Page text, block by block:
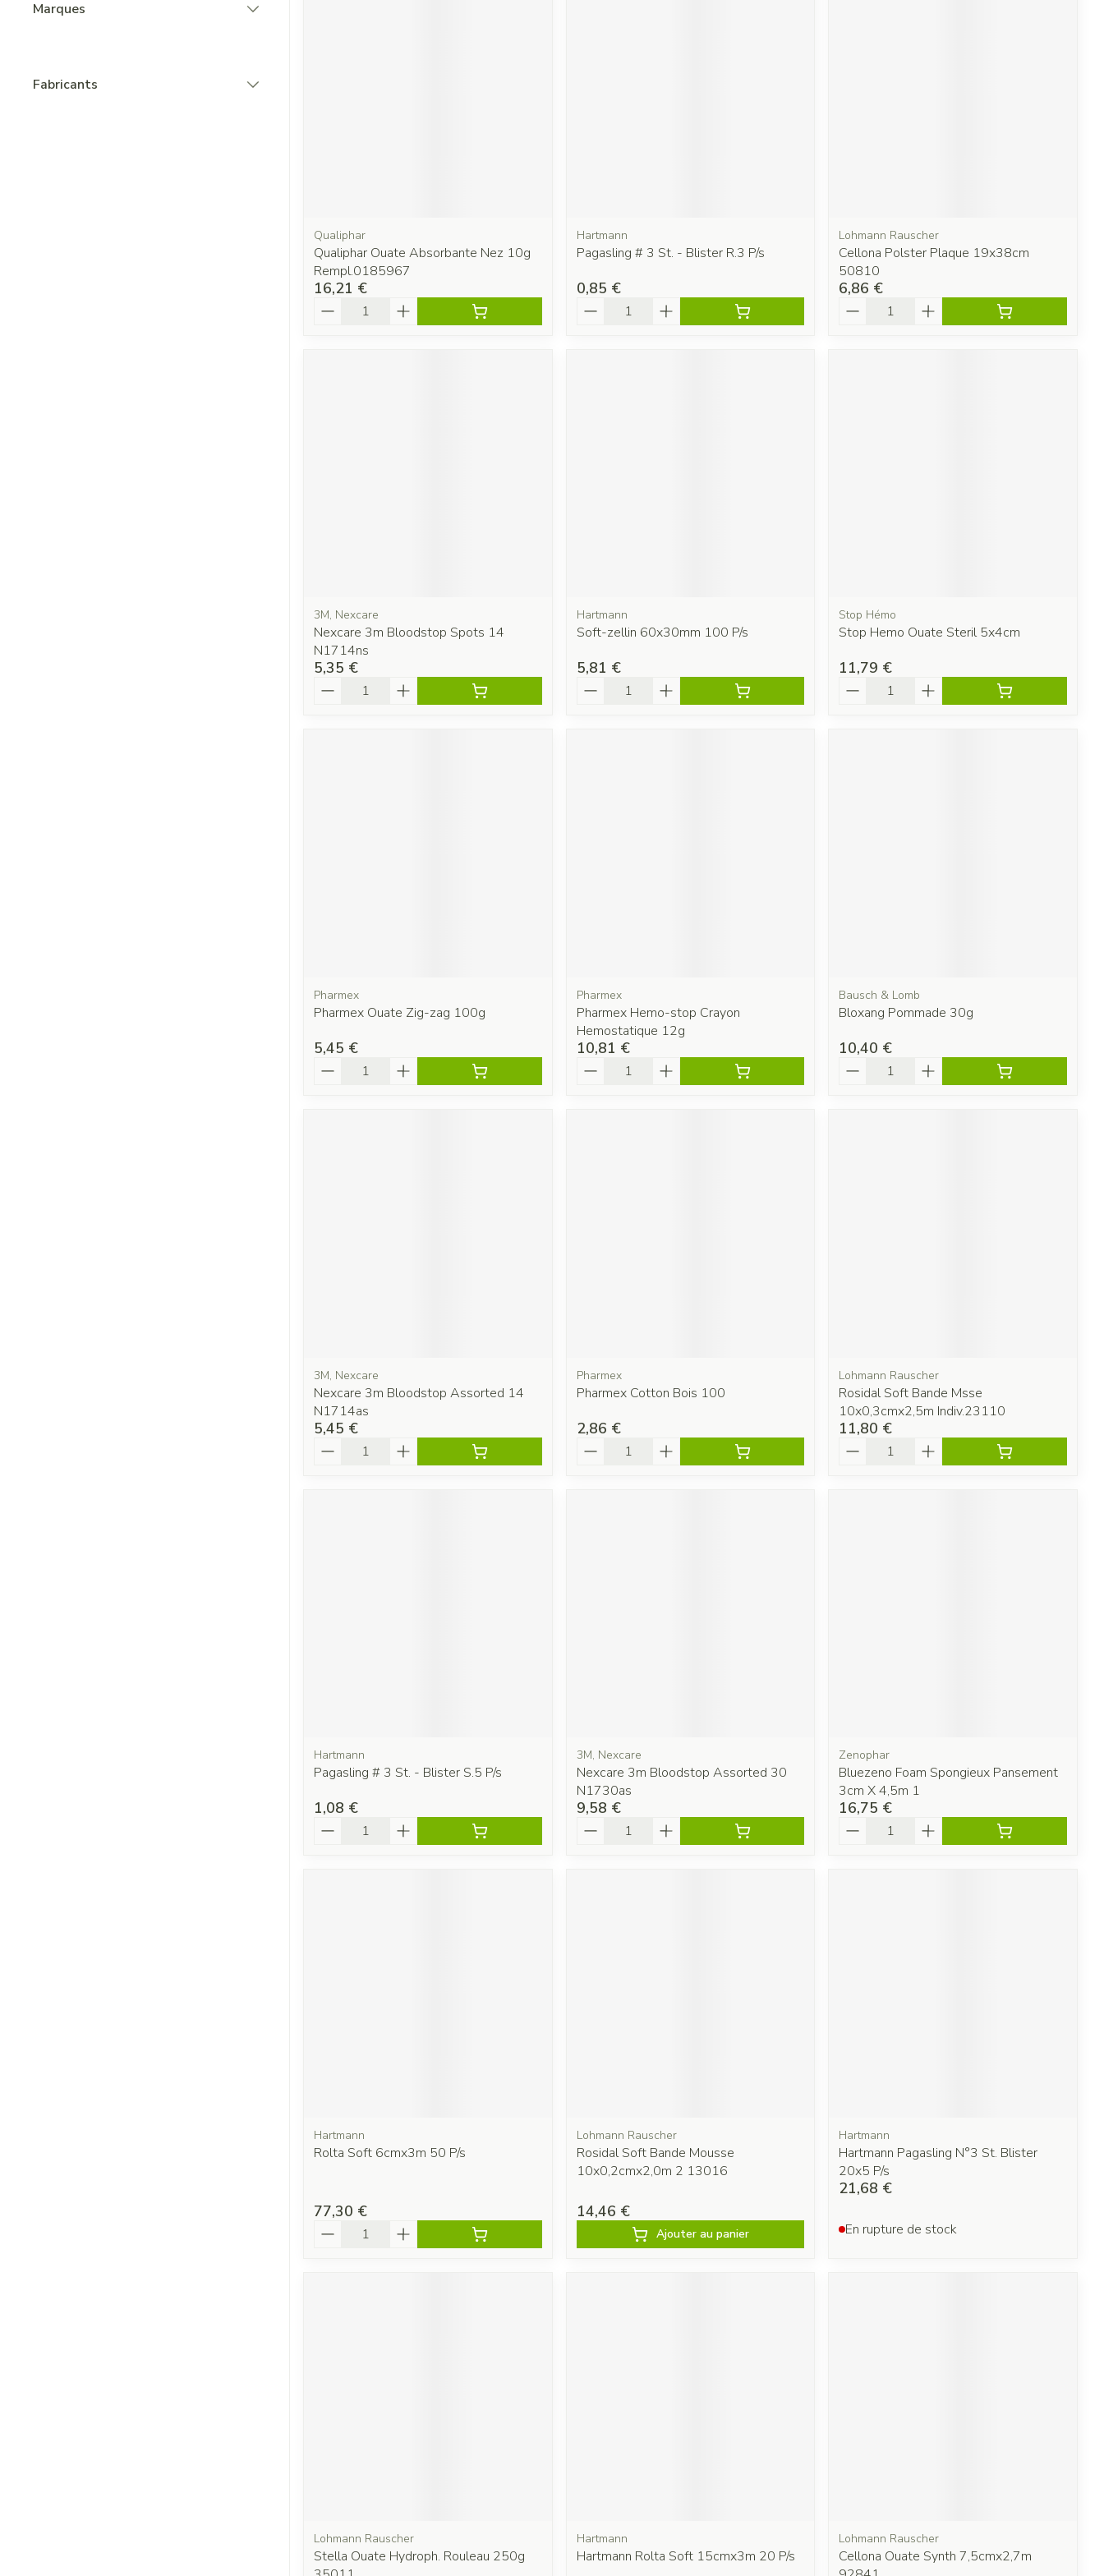
Marques
Fabricants
Qualiphar
Qualiphar Ouate Absorbante Nez 10g
Rempl.0185967
16,21 €
Quantité
Hartmann
Pagasling # 3 St. - Blister R.3 P/s
0,85 €
Quantité
Lohmann Rauscher
Cellona Polster Plaque 19x38cm
50810
6,86 €
Quantité
3M, Nexcare
Nexcare 3m Bloodstop Spots 14
N1714ns
5,35 €
Quantité
Hartmann
Soft-zellin 60x30mm 100 P/s
5,81 €
Quantité
Stop Hémo
Stop Hemo Ouate Steril 5x4cm
11,79 €
Quantité
Pharmex
Pharmex Ouate Zig-zag 100g
5,45 €
Quantité
Pharmex
Pharmex Hemo-stop Crayon
Hemostatique 12g
10,81 €
Quantité
Bausch & Lomb
Bloxang Pommade 30g
10,40 €
Quantité
3M, Nexcare
Nexcare 3m Bloodstop Assorted 14
N1714as
5,45 €
Quantité
Pharmex
Pharmex Cotton Bois 100
2,86 €
Quantité
Lohmann Rauscher
Rosidal Soft Bande Msse
10x0,3cmx2,5m Indiv.23110
11,80 €
Quantité
Hartmann
Pagasling # 3 St. - Blister S.5 P/s
1,08 €
Quantité
3M, Nexcare
Nexcare 3m Bloodstop Assorted 30
N1730as
9,58 €
Quantité
Zenophar
Bluezeno Foam Spongieux Pansement
3cm X 4,5m 1
16,75 €
Quantité
Hartmann
Rolta Soft 6cmx3m 50 P/s
77,30 €
Quantité
Lohmann Rauscher
Rosidal Soft Bande Mousse
10x0,2cmx2,0m 2 13016
14,46 €
Ajouter au panier
Hartmann
Hartmann Pagasling N°3 St. Blister
20x5 P/s
21,68 €
En rupture de stock
Lohmann Rauscher
Stella Ouate Hydroph. Rouleau 250g
Hartmann
Hartmann Rolta Soft 15cmx3m 20 P/s
Lohmann Rauscher
Cellona Ouate Synth 7,5cmx2,7m